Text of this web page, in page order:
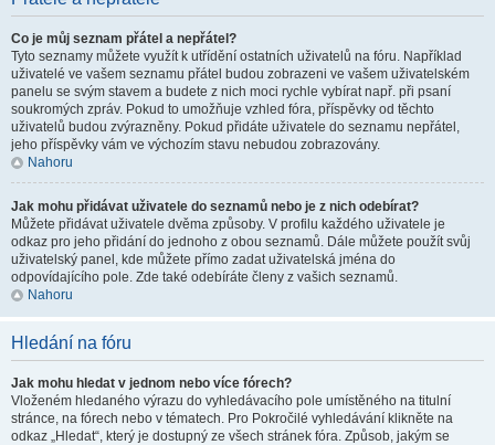
Co je můj seznam přátel a nepřátel?
Tyto seznamy můžete využít k utřídění ostatních uživatelů na fóru. Například
uživatelé ve vašem seznamu přátel budou zobrazeni ve vašem uživatelském
panelu se svým stavem a budete z nich moci rychle vybírat např. při psaní
soukromých zpráv. Pokud to umožňuje vzhled fóra, příspěvky od těchto
uživatelů budou zvýrazněny. Pokud přidáte uživatele do seznamu nepřátel,
jeho příspěvky vám ve výchozím stavu nebudou zobrazovány.
Nahoru
Jak mohu přidávat uživatele do seznamů nebo je z nich odebírat?
Můžete přidávat uživatele dvěma způsoby. V profilu každého uživatele je
odkaz pro jeho přidání do jednoho z obou seznamů. Dále můžete použít svůj
uživatelský panel, kde můžete přímo zadat uživatelská jména do
odpovídajícího pole. Zde také odebíráte členy z vašich seznamů.
Nahoru
Hledání na fóru
Jak mohu hledat v jednom nebo více fórech?
Vloženém hledaného výrazu do vyhledávacího pole umístěného na titulní
stránce, na fórech nebo v tématech. Pro Pokročilé vyhledávání klikněte na
odkaz „Hledat“, který je dostupný ze všech stránek fóra. Způsob, jakým se